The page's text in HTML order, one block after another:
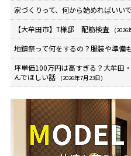
家づくりって、何から始めればいい
【大牟田市】T様邸 配筋検査 (2026
地鎮祭って何をするの？服装や準備
坪単価100万円は高すぎる？大牟田
んでほしい話
(2026年7月23日)